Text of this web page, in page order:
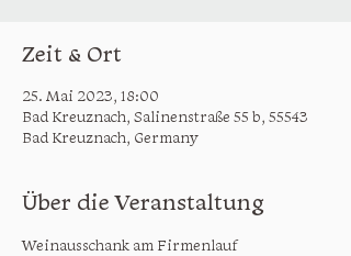
Zeit & Ort
25. Mai 2023, 18:00
Bad Kreuznach, Salinenstraße 55 b, 55543
Bad Kreuznach, Germany
Über die Veranstaltung
Weinausschank am Firmenlauf